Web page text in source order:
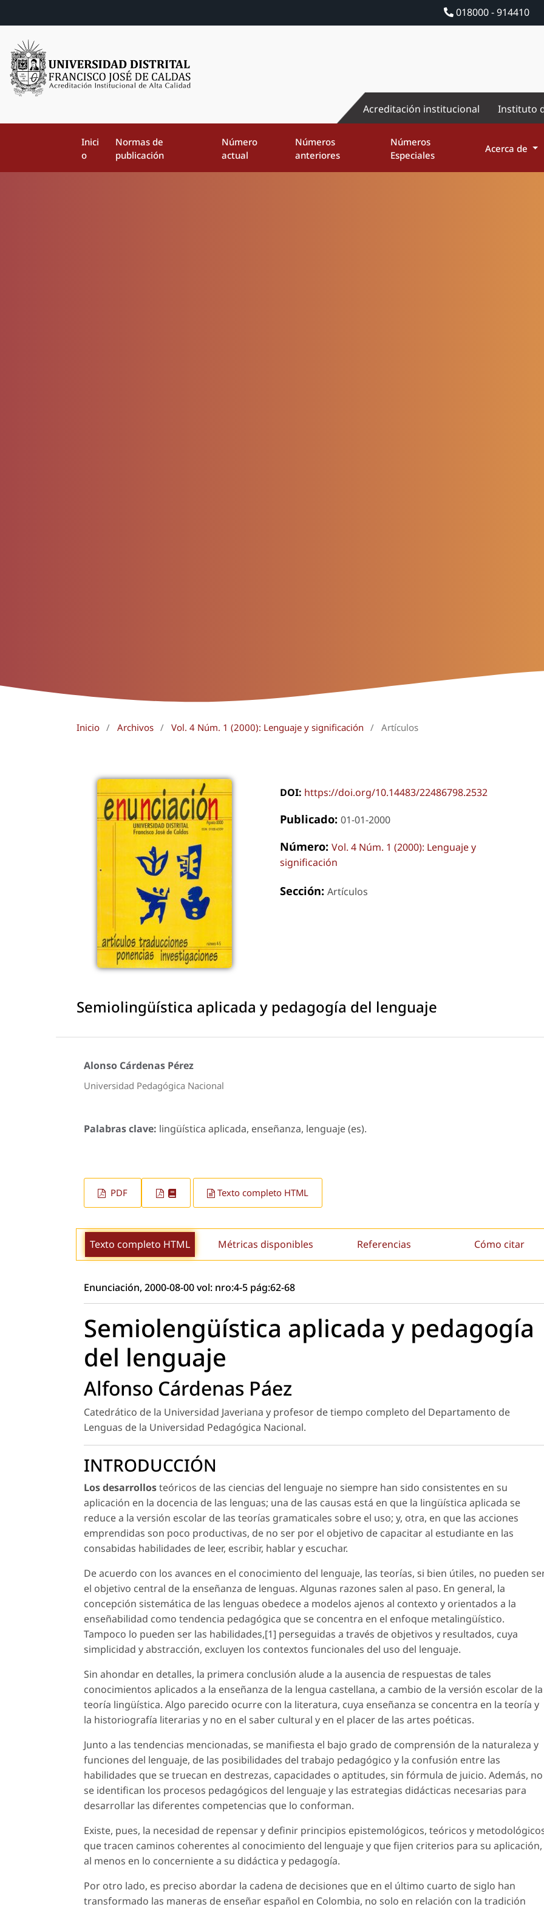
018000 - 914410
Acreditación institucional Instituto
Inici
o
Normas de
publicación
Número
actual
Números
anteriores
Números
Especiales
Acerca de
Inicio / Archivos / Vol. 4 Núm. 1 (2000): Lenguaje y significación / Artículos
DOI: https://doi.org/10.14483/22486798.2532
Publicado: 01-01-2000
Número: Vol. 4 Núm. 1 (2000): Lenguaje y
significación
Sección: Artículos
Semiolingüística aplicada y pedagogía del lenguaje
Alonso Cárdenas Pérez
Universidad Pedagógica Nacional
Palabras clave: lingüística aplicada, enseñanza, lenguaje (es).
PDF Texto completo HTML
Texto completo HTML Métricas disponibles Referencias Cómo citar
Enunciación, 2000-08-00 vol: nro:4-5 pág:62-68
Semiolengüística aplicada y pedagogía
del lenguaje
Alfonso Cárdenas Páez
Catedrático de la Universidad Javeriana y profesor de tiempo completo del Departamento de
Lenguas de la Universidad Pedagógica Nacional.
INTRODUCCIÓN
Los desarrollosteóricos de las ciencias del lenguaje no siempre han sido consistentes en su
aplicación en la docencia de las lenguas; una de las causas está en que la lingüística aplicada se
reduce a la versión escolar de las teorías gramaticales sobre el uso; y, otra, en que las acciones
emprendidas son poco productivas, de no ser por el objetivo de capacitar al estudiante en las
consabidas habilidades de leer, escribir, hablar y escuchar.
De acuerdo con los avances en el conocimiento del lenguaje, las teorías, si bien útiles, no pueden
el objetivo central de la enseñanza de lenguas. Algunas razones salen al paso. En general, la
concepción sistemática de las lenguas obedece a modelos ajenos al contexto y orientados a la
enseñabilidad como tendencia pedagógica que se concentra en el enfoque metalingüístico.
Tampoco lo pueden ser las habilidades,[1] perseguidas a través de objetivos y resultados, cuya
simplicidad y abstracción, excluyen los contextos funcionales del uso del lenguaje.
Sin ahondar en detalles, la primera conclusión alude a la ausencia de respuestas de tales
conocimientos aplicados a la enseñanza de la lengua castellana, a cambio de la versión escolar de la
teoría lingüística. Algo parecido ocurre con la literatura, cuya enseñanza se concentra en la teoría y
la historiografía literarias y no en el saber cultural y en el placer de las artes poéticas.
Junto a las tendencias mencionadas, se manifiesta el bajo grado de comprensión de la naturaleza y
funciones del lenguaje, de las posibilidades del trabajo pedagógico y la confusión entre las
habilidades que se truecan en destrezas, capacidades o aptitudes, sin fórmula de juicio. Además, no
se identifican los procesos pedagógicos del lenguaje y las estrategias didácticas necesarias para
desarrollar las diferentes competencias que lo conforman.
Existe, pues, la necesidad de repensar y definir principios epistemológicos, teóricos y
que tracen caminos coherentes al conocimiento del lenguaje y que fijen criterios para su aplicación,
al menos en lo concerniente a su didáctica y pedagogía.
Por otro lado, es preciso abordar la cadena de decisiones que en el último cuarto de siglo han
transformado las maneras de enseñar español en Colombia, no solo en relación con la tradición